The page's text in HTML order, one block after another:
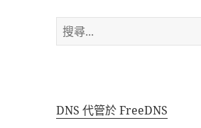
搜
尋
DNS 代管於 FreeDNS